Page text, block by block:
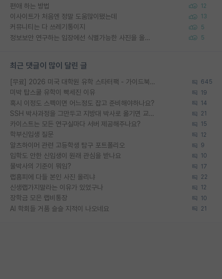
편애 하는 방법 12
이사이트가 처음엔 정말 도움많이됐는데 13
커뮤니티는 다 쓰레기통이지 5
정보보안 연구하는 입장에선 식별가능한 사진을 올리는건 비추이긴함 5
최근 댓글이 많이 달린 글
[무료] 2026 미국 대학원 유학 스타터팩 - 가이드북 & 합격자 컨택메일 템플릿 645
미박 탑스쿨 유학이 빡세진 이유 19
혹시 이정도 스펙이면 어느정도 잡고 준비해야하나요? 14
SSH 박사과정을 그만두고 지방대 박사로 옮기면 교수의 꿈은 끝일까요? 21
카이스트는 모든 연구실마다 서버 제공해주나요? 15
학부신입생 질문 12
알츠하이머 관련 고등학생 탐구 포트폴리오 9
입학도 안한 신입생이 원래 관심을 받나요 10
물박사의 기준이 뭐임? 17
랩홈피에 다들 본인 사진 올리냐 22
신생랩가지말라는 이유가 있었구나 12
장학금 모은 랩비통장 10
AI 학회들 거품 슬슬 지적이 나오네요 21